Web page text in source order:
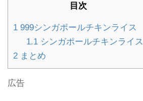
目次
1 999シンガポールチキンライス
1.1シンガポールチキンライス
2 まとめ
広告